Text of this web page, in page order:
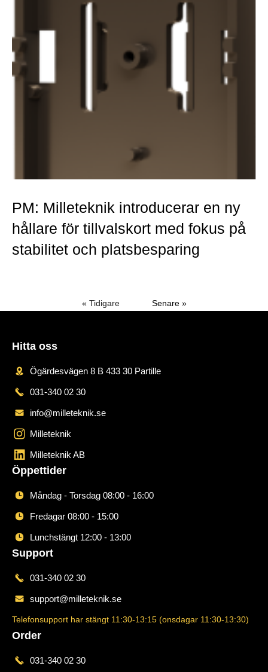
PM: Milleteknik introducerar en ny
hållare för tillvalskort med fokus på
stabilitet och platsbesparing
« Tidigare Senare »
Hitta oss
Ögärdesvägen 8 B 433 30 Partille
031-340 02 30
info@milleteknik.se
Milleteknik
Milleteknik AB
Öppettider
Måndag - Torsdag 08:00 - 16:00
Fredagar 08:00 - 15:00
Lunchstängt 12:00 - 13:00
Support
031-340 02 30
support@milleteknik.se
Telefonsupport har stängt 11:30-13:15 (onsdagar 11:30-13:30)
Order
031-340 02 30